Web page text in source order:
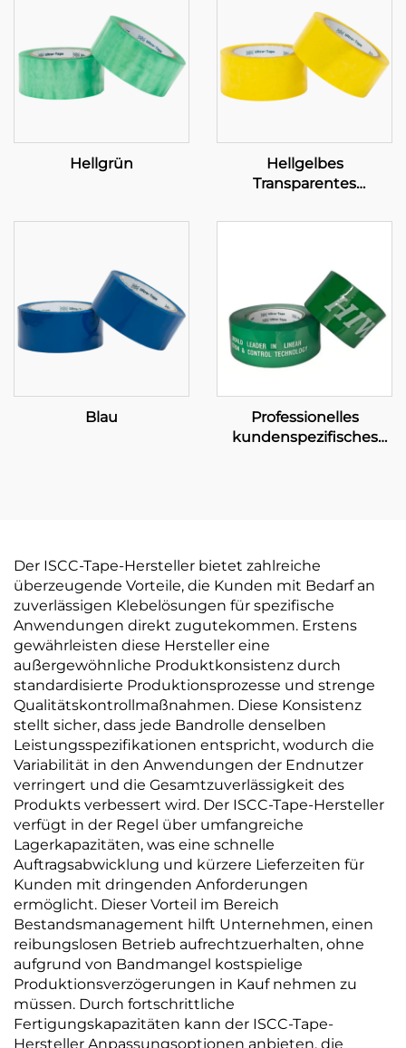
Hellgrün
Hellgelbes
Transparentes
Blau
Professionelles
kundenspezifisches
Der ISCC-Tape-Hersteller bietet zahlreiche
überzeugende Vorteile, die Kunden mit Bedarf an
zuverlässigen Klebelösungen für spezifische
Anwendungen direkt zugutekommen. Erstens
gewährleisten diese Hersteller eine
außergewöhnliche Produktkonsistenz durch
standardisierte Produktionsprozesse und strenge
Qualitätskontrollmaßnahmen. Diese Konsistenz
stellt sicher, dass jede Bandrolle denselben
Leistungsspezifikationen entspricht, wodurch die
Variabilität in den Anwendungen der Endnutzer
verringert und die Gesamtzuverlässigkeit des
Produkts verbessert wird. Der ISCC-Tape-Hersteller
verfügt in der Regel über umfangreiche
Lagerkapazitäten, was eine schnelle
Auftragsabwicklung und kürzere Lieferzeiten für
Kunden mit dringenden Anforderungen
ermöglicht. Dieser Vorteil im Bereich
Bestandsmanagement hilft Unternehmen, einen
reibungslosen Betrieb aufrechtzuerhalten, ohne
aufgrund von Bandmangel kostspielige
Produktionsverzögerungen in Kauf nehmen zu
müssen. Durch fortschrittliche
Fertigungskapazitäten kann der ISCC-Tape-
Hersteller Anpassungsoptionen anbieten, die